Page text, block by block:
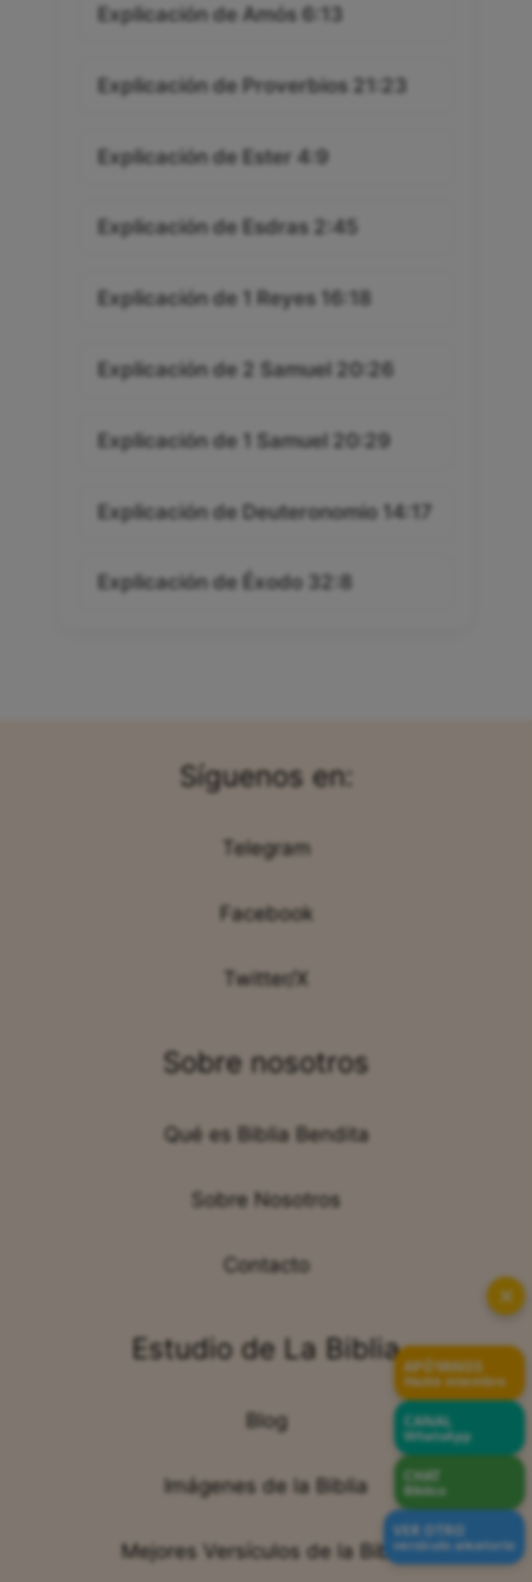
Explicación de Amós 6:13
Explicación de Proverbios 21:23
Explicación de Ester 4:9
Explicación de Esdras 2:45
Explicación de 1 Reyes 16:18
Explicación de 2 Samuel 20:26
Explicación de 1 Samuel 20:29
Explicación de Deuteronomio 14:17
Explicación de Éxodo 32:8
Síguenos en:
Telegram
Facebook
Twitter/X
Sobre nosotros
Qué es Biblia Bendita
Sobre Nosotros
Contacto
Estudio de La Biblia
Blog
Imágenes de la Biblia
Mejores Versículos de la Biblia
✕
APÓYANOS
Hazte miembro
CANAL
WhatsApp
CHAT
Bíblico
VER OTRO
versículo aleatorio